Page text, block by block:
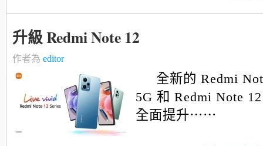
升級 Redmi Note 12
作者為 editor
全新的 Redmi
5G 和 Redmi Note
全面提升⋯⋯